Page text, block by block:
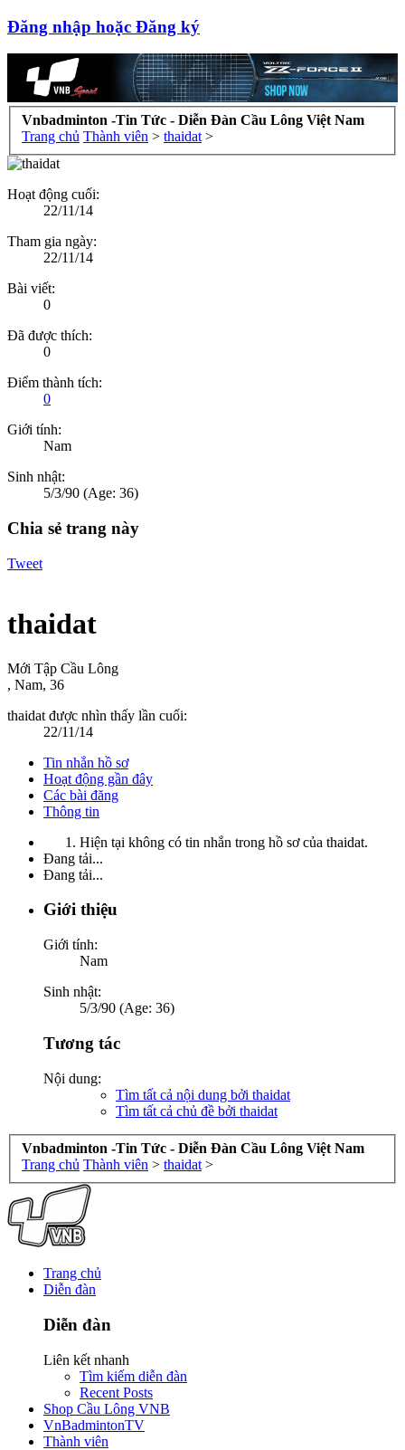
Đăng nhập hoặc Đăng ký
Vnbadminton -Tin Tức - Diễn Đàn Cầu Lông Việt Nam
Trang chủ Thành viên > thaidat >
Hoạt động cuối:
22/11/14
Tham gia ngày:
22/11/14
Bài viết:
0
Đã được thích:
0
Điểm thành tích:
0
Giới tính:
Nam
Sinh nhật:
5/3/90 (Age: 36)
Chia sẻ trang này
Tweet
thaidat
Mới Tập Cầu Lông
, Nam, 36
thaidat được nhìn thấy lần cuối:
22/11/14
Tin nhắn hồ sơ
Hoạt động gần đây
Các bài đăng
Thông tin
Hiện tại không có tin nhắn trong hồ sơ của thaidat.
Đang tải...
Đang tải...
Giới thiệu
Giới tính:
Nam
Sinh nhật:
5/3/90 (Age: 36)
Tương tác
Nội dung:
Tìm tất cả nội dung bởi thaidat
Tìm tất cả chủ đề bởi thaidat
Vnbadminton -Tin Tức - Diễn Đàn Cầu Lông Việt Nam
Trang chủ Thành viên > thaidat >
Trang chủ
Diễn đàn
Diễn đàn
Liên kết nhanh
Tìm kiếm diễn đàn
Recent Posts
Shop Cầu Lông VNB
VnBadmintonTV
Thành viên